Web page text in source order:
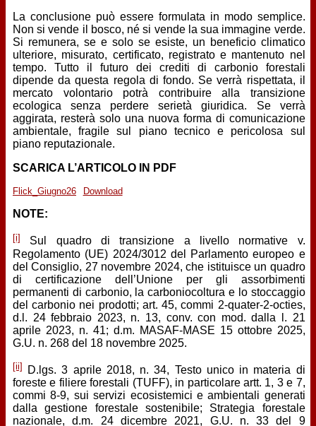
La conclusione può essere formulata in modo semplice.
Non si vende il bosco, né si vende la sua immagine verde.
Si remunera, se e solo se esiste, un beneficio climatico
ulteriore, misurato, certificato, registrato e mantenuto nel
tempo. Tutto il futuro dei crediti di carbonio forestali
dipende da questa regola di fondo. Se verrà rispettata, il
mercato volontario potrà contribuire alla transizione
ecologica senza perdere serietà giuridica. Se verrà
aggirata, resterà solo una nuova forma di comunicazione
ambientale, fragile sul piano tecnico e pericolosa sul
piano reputazionale.
SCARICA L’ARTICOLO IN PDF
Flick_Giugno26 Download
NOTE:
[i]
Sul quadro di transizione a livello normative v.
Regolamento (UE) 2024/3012 del Parlamento europeo e
del Consiglio, 27 novembre 2024, che istituisce un quadro
di certificazione dell’Unione per gli assorbimenti
permanenti di carbonio, la carboniocoltura e lo stoccaggio
del carbonio nei prodotti; art. 45, commi 2-quater-2-octies,
d.l. 24 febbraio 2023, n. 13, conv. con mod. dalla l. 21
aprile 2023, n. 41; d.m. MASAF-MASE 15 ottobre 2025,
G.U. n. 268 del 18 novembre 2025.
[ii]
D.lgs. 3 aprile 2018, n. 34, Testo unico in materia di
foreste e filiere forestali (TUFF), in particolare artt. 1, 3 e 7,
commi 8-9, sui servizi ecosistemici e ambientali generati
dalla gestione forestale sostenibile; Strategia forestale
nazionale, d.m. 24 dicembre 2021, G.U. n. 33 del 9